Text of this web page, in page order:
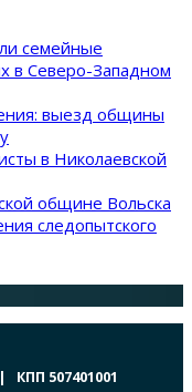
семейные
в Северо-Западном
выезд общины
в Николаевской
общине Вольска
следопытского
КПП 507401001